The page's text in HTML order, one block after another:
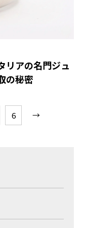
リアの名門ジュ
の秘密
6 →